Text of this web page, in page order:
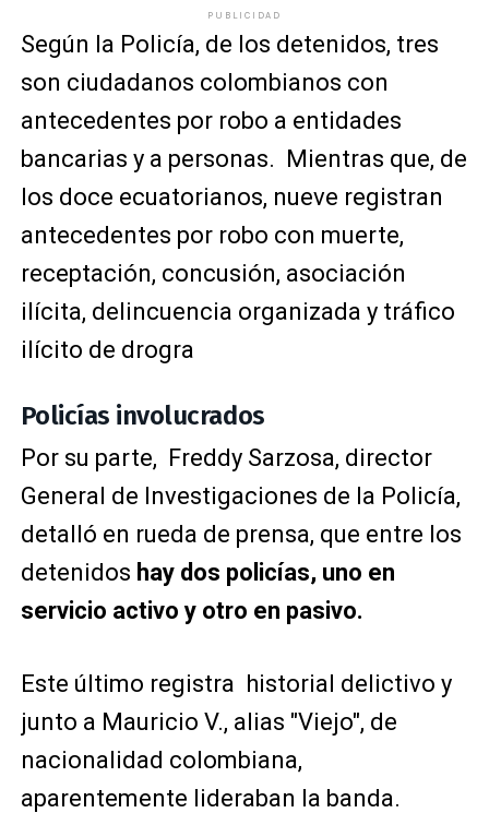
PUBLICIDAD
Según la Policía, de los detenidos, tres
son ciudadanos colombianos con
antecedentes por robo a entidades
bancarias y a personas. Mientras que, de
los doce ecuatorianos, nueve registran
antecedentes por robo con muerte,
receptación, concusión, asociación
ilícita, delincuencia organizada y tráfico
ilícito de drogra
Policías involucrados
Por su parte, Freddy Sarzosa, director
General de Investigaciones de la Policía,
detalló en rueda de prensa, que entre los
detenidos hay dos policías, uno en
servicio activo y otro en pasivo.
Este último registra historial delictivo y
junto a Mauricio V., alias "Viejo", de
nacionalidad colombiana,
aparentemente lideraban la banda.